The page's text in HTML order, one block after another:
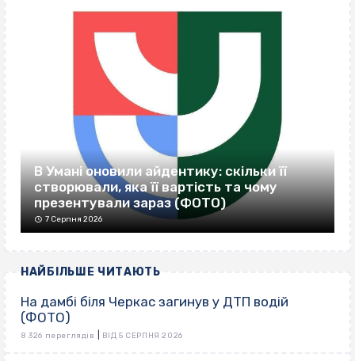
В Умані оновили айдентику: скільки її
створювали, яка її вартість та чому
презентували зараз (ФОТО)
7 Серпня 2026
НАЙБІЛЬШЕ ЧИТАЮТЬ
На дамбі біля Черкас загинув у ДТП водій
(ФОТО)
8 326 переглядів ВІД 5 СЕРПНЯ 2026